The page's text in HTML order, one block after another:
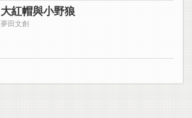
大紅帽與小野狼
夢田文創